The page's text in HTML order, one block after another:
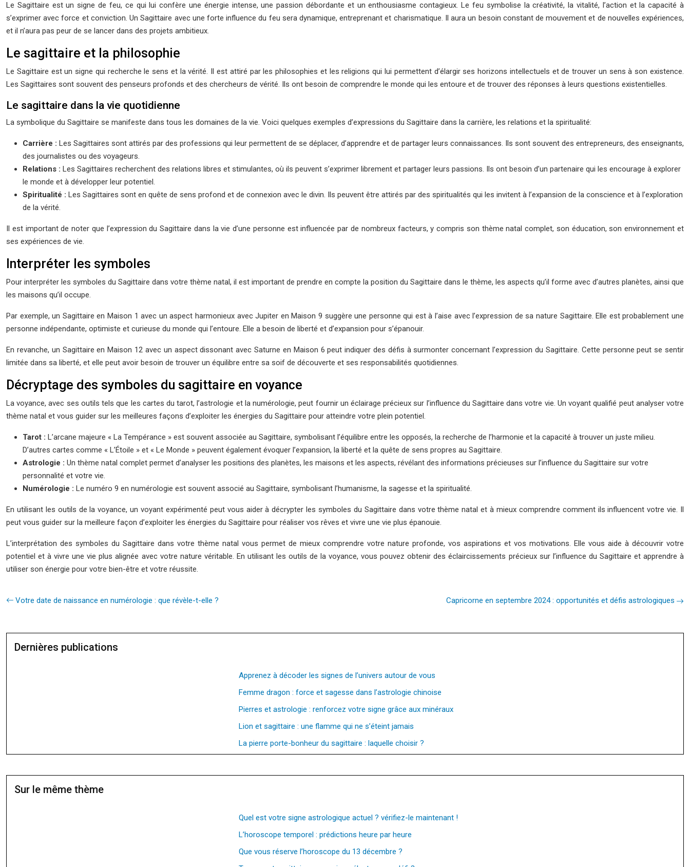
Le Sagittaire est un signe de feu, ce qui lui confère une énergie intense, une passion débordante et un enthousiasme contagieux. Le feu symbolise la créativité, la vitalité, l’action et la capacité à
s’exprimer avec force et conviction. Un Sagittaire avec une forte influence du feu sera dynamique, entreprenant et charismatique. Il aura un besoin constant de mouvement et de nouvelles expériences,
et il n’aura pas peur de se lancer dans des projets ambitieux.
Le sagittaire et la philosophie
Le Sagittaire est un signe qui recherche le sens et la vérité. Il est attiré par les philosophies et les religions qui lui permettent d’élargir ses horizons intellectuels et de trouver un sens à son existence.
Les Sagittaires sont souvent des penseurs profonds et des chercheurs de vérité. Ils ont besoin de comprendre le monde qui les entoure et de trouver des réponses à leurs questions existentielles.
Le sagittaire dans la vie quotidienne
La symbolique du Sagittaire se manifeste dans tous les domaines de la vie. Voici quelques exemples d’expressions du Sagittaire dans la carrière, les relations et la spiritualité:
Carrière : Les Sagittaires sont attirés par des professions qui leur permettent de se déplacer, d’apprendre et de partager leurs connaissances. Ils sont souvent des entrepreneurs, des enseignants,
des journalistes ou des voyageurs.
Relations : Les Sagittaires recherchent des relations libres et stimulantes, où ils peuvent s’exprimer librement et partager leurs passions. Ils ont besoin d’un partenaire qui les encourage à explorer
le monde et à développer leur potentiel.
Spiritualité : Les Sagittaires sont en quête de sens profond et de connexion avec le divin. Ils peuvent être attirés par des spiritualités qui les invitent à l’expansion de la conscience et à l’exploration
de la vérité.
Il est important de noter que l’expression du Sagittaire dans la vie d’une personne est influencée par de nombreux facteurs, y compris son thème natal complet, son éducation, son environnement et
ses expériences de vie.
Interpréter les symboles
Pour interpréter les symboles du Sagittaire dans votre thème natal, il est important de prendre en compte la position du Sagittaire dans le thème, les aspects qu’il forme avec d’autres planètes, ainsi que
les maisons qu’il occupe.
Par exemple, un Sagittaire en Maison 1 avec un aspect harmonieux avec Jupiter en Maison 9 suggère une personne qui est à l’aise avec l’expression de sa nature Sagittaire. Elle est probablement une
personne indépendante, optimiste et curieuse du monde qui l’entoure. Elle a besoin de liberté et d’expansion pour s’épanouir.
En revanche, un Sagittaire en Maison 12 avec un aspect dissonant avec Saturne en Maison 6 peut indiquer des défis à surmonter concernant l’expression du Sagittaire. Cette personne peut se sentir
limitée dans sa liberté, et elle peut avoir besoin de trouver un équilibre entre sa soif de découverte et ses responsabilités quotidiennes.
Décryptage des symboles du sagittaire en voyance
La voyance, avec ses outils tels que les cartes du tarot, l’astrologie et la numérologie, peut fournir un éclairage précieux sur l’influence du Sagittaire dans votre vie. Un voyant qualifié peut analyser votre
thème natal et vous guider sur les meilleures façons d’exploiter les énergies du Sagittaire pour atteindre votre plein potentiel.
Tarot : L’arcane majeure « La Tempérance » est souvent associée au Sagittaire, symbolisant l’équilibre entre les opposés, la recherche de l’harmonie et la capacité à trouver un juste milieu.
D’autres cartes comme « L’Étoile » et « Le Monde » peuvent également évoquer l’expansion, la liberté et la quête de sens propres au Sagittaire.
Astrologie : Un thème natal complet permet d’analyser les positions des planètes, les maisons et les aspects, révélant des informations précieuses sur l’influence du Sagittaire sur votre
personnalité et votre vie.
Numérologie : Le numéro 9 en numérologie est souvent associé au Sagittaire, symbolisant l’humanisme, la sagesse et la spiritualité.
En utilisant les outils de la voyance, un voyant expérimenté peut vous aider à décrypter les symboles du Sagittaire dans votre thème natal et à mieux comprendre comment ils influencent votre vie. Il
peut vous guider sur la meilleure façon d’exploiter les énergies du Sagittaire pour réaliser vos rêves et vivre une vie plus épanouie.
L’interprétation des symboles du Sagittaire dans votre thème natal vous permet de mieux comprendre votre nature profonde, vos aspirations et vos motivations. Elle vous aide à découvrir votre
potentiel et à vivre une vie plus alignée avec votre nature véritable. En utilisant les outils de la voyance, vous pouvez obtenir des éclaircissements précieux sur l’influence du Sagittaire et apprendre à
utiliser son énergie pour votre bien-être et votre réussite.
Votre date de naissance en numérologie : que révèle-t-elle ? Capricorne en septembre 2024 : opportunités et défis astrologiques
Dernières publications
Apprenez à décoder les signes de l’univers autour de vous
Femme dragon : force et sagesse dans l’astrologie chinoise
Pierres et astrologie : renforcez votre signe grâce aux minéraux
Lion et sagittaire : une flamme qui ne s’éteint jamais
La pierre porte-bonheur du sagittaire : laquelle choisir ?
Sur le même thème
Quel est votre signe astrologique actuel ? vérifiez-le maintenant !
L’horoscope temporel : prédictions heure par heure
Que vous réserve l’horoscope du 13 décembre ?